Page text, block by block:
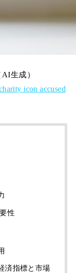
生成）
icon accused
性
済指標と市場